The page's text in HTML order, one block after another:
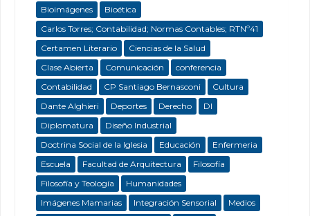
Bioimágenes
Bioética
Carlos Torres; Contabilidad; Normas Contables; RTNº41
Certamen Literario
Ciencias de la Salud
Clase Abierta
Comunicación
conferencia
Contabilidad
CP Santiago Bernasconi
Cultura
Dante Alghieri
Deportes Derecho
DI
Diplomatura
Diseño Industrial
Doctrina Social de la Iglesia
Educación
Enfermeria
Escuela
Facultad de Arquitectura
Filosofía
Filosofía y Teología
Humanidades
Imágenes Mamarias
Integración Sensorial
Medios